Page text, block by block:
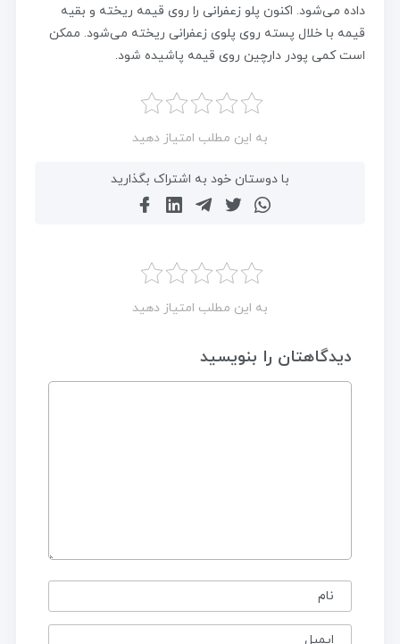
داده می‌شود. اکنون پلو زعفرانی را روی قیمه ریخته و بقیه
قیمه با خلال پسته روی پلوی زعفرانی ریخته می‌شود. ممکن
است کمی پودر دارچین روی قیمه پاشیده شود.
به این مطلب امتیاز دهید
با دوستان خود به اشتراک بگذارید
به این مطلب امتیاز دهید
دیدگاهتان را بنویسید
نام
ایمیل